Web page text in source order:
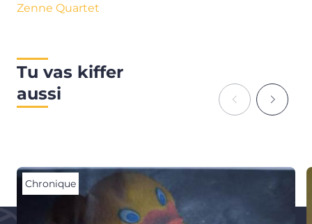
Zenne Quartet
Tu vas kiffer
aussi
Chronique